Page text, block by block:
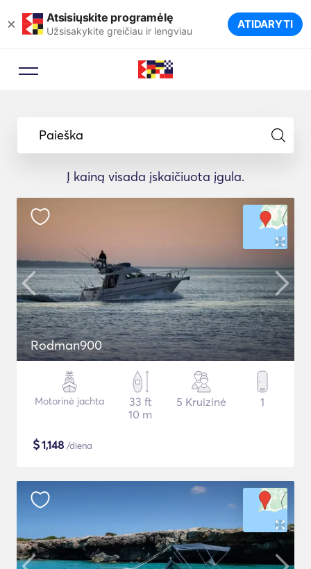
× Atsisiųskite programėlę
Užsisakykite greičiau ir lengviau ATIDARYTI
Paieška
Į kainą visada įskaičiuota įgula.
Rodman900
Motorinė jachta
33 ft
10 m
5 Kruizinė 1
$1,148 /diena